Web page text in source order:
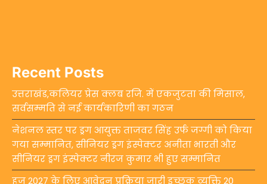
Recent Posts
उत्तराखंड,कलियर प्रेस क्लब रजि. में एकजुटता की मिसाल,
सर्वसम्मति से नई कार्यकारिणी का गठन
नेशनल स्तर पर ड्रग आयुक्त ताजवर सिंह उर्फ जग्गी को किया
गया सम्मानित, सीनियर ड्रग इंस्पेक्टर अनीता भारती और
सीनियर ड्रग इंस्पेक्टर नीरज कुमार भी हुए सम्मानित
हज 2027 के लिए आवेदन प्रक्रिया जारी इच्छुक व्यक्ति 20